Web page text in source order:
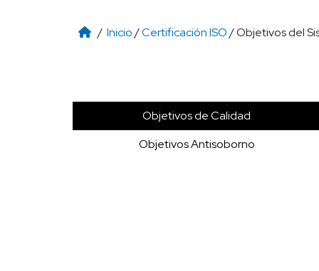
/ Inicio/Certificación ISO/ Objetivos del
Objetivos de Calidad
Objetivos Antisoborno